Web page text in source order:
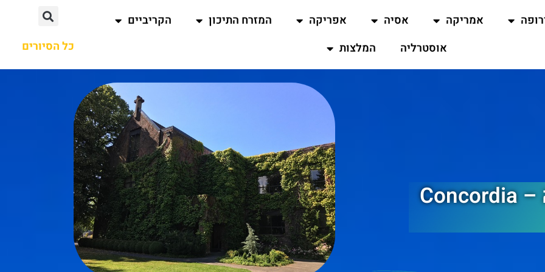
אמריקה אסיה אפריקה המזרח התיכון
הקריביים
אוסטרליה
המלצות כל הסיורים
סיורים החינמיים בקונקורדיה – Concordia